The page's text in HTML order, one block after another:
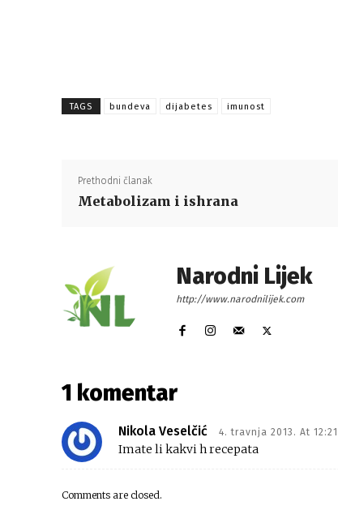
TAGS bundeva dijabetes imunost
Prethodni članak
Metabolizam i ishrana
Narodni Lijek
http://www.narodnilijek.com
1 komentar
Nikola Veselčić 4. travnja 2013. At 12:21
Imate li kakvi h recepata
Comments are closed.